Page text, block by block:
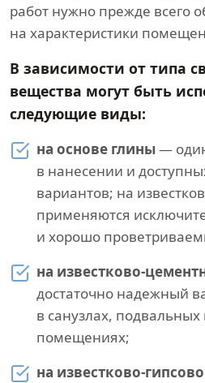
работ нужно прежде всего
на характеристики
В зависимости от типа
вещества могут быть
следующие виды:
на основе глины —
в нанесении и
вариантов; на
применяются
и хорошо
на известково-
достаточно надежный
в санузлах,
помещениях;
на известково-